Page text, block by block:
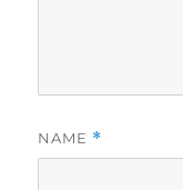
NAME *